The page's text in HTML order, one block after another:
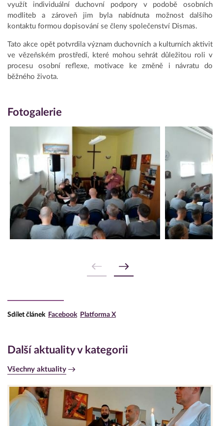
využít individuální duchovní podpory v podobě osobních
modliteb a zároveň jim byla nabídnuta možnost dalšího
kontaktu formou dopisování se členy společenství Dismas.
Tato akce opět potvrdila význam duchovních a kulturních aktivit
ve vězeňském prostředí, které mohou sehrát důležitou roli v
procesu osobní reflexe, motivace ke změně i návratu do
běžného života.
Fotogalerie
Sdílet článek Facebook Platforma X
Další aktuality v kategorii
Všechny aktuality